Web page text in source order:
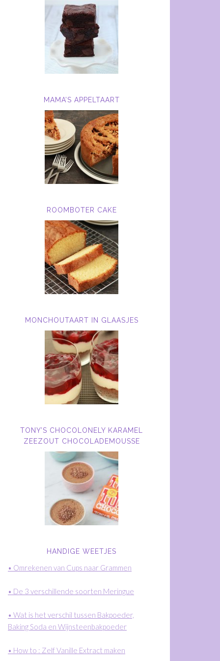
MAMA’S APPELTAART
ROOMBOTER CAKE
MONCHOUTAART IN GLAASJES
TONY’S CHOCOLONELY KARAMEL
ZEEZOUT CHOCOLADEMOUSSE
HANDIGE WEETJES
• Omrekenen van Cups naar Grammen
• De 3 verschillende soorten Meringue
• Wat is het verschil tussen Bakpoeder,
Baking Soda en Wijnsteenbakpoeder
• How to : Zelf Vanille Extract maken